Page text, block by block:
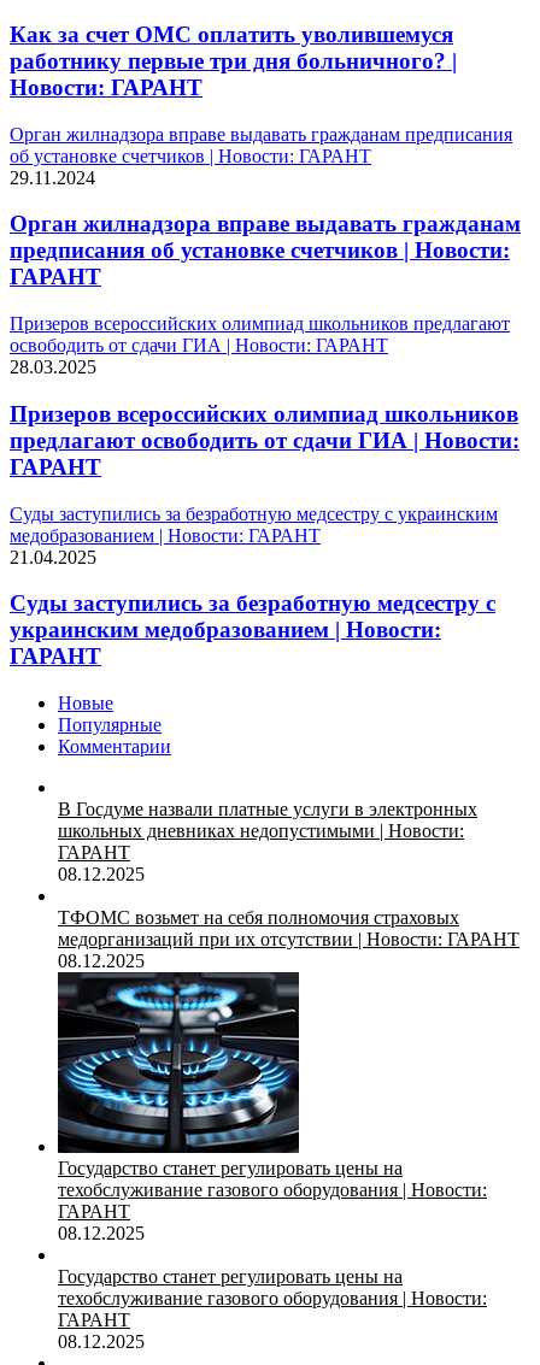
Как за счет ОМС оплатить уволившемуся
работнику первые три дня больничного? |
Новости: ГАРАНТ
Орган жилнадзора вправе выдавать гражданам предписания
об установке счетчиков | Новости: ГАРАНТ
29.11.2024
Орган жилнадзора вправе выдавать гражданам
предписания об установке счетчиков | Новости:
ГАРАНТ
Призеров всероссийских олимпиад школьников предлагают
освободить от сдачи ГИА | Новости: ГАРАНТ
28.03.2025
Призеров всероссийских олимпиад школьников
предлагают освободить от сдачи ГИА | Новости:
ГАРАНТ
Суды заступились за безработную медсестру с украинским
медобразованием | Новости: ГАРАНТ
21.04.2025
Суды заступились за безработную медсестру с
украинским медобразованием | Новости:
ГАРАНТ
Новые
Популярные
Комментарии
В Госдуме назвали платные услуги в электронных
школьных дневниках недопустимыми | Новости:
ГАРАНТ
08.12.2025
ТФОМС возьмет на себя полномочия страховых
медорганизаций при их отсутствии | Новости: ГАРАНТ
08.12.2025
Государство станет регулировать цены на
техобслуживание газового оборудования | Новости:
ГАРАНТ
08.12.2025
Государство станет регулировать цены на
техобслуживание газового оборудования | Новости:
ГАРАНТ
08.12.2025